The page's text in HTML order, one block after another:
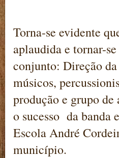
Torna-se evidente
aplaudida e tornar-
conjunto: Direção da
músicos,
produção e grupo
o sucesso da banda
Escola André
município.